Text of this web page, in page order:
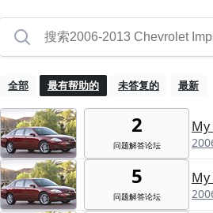
全部 最有帮助的 未答复的 最新
2
问题解答论坛
5
问题解答论坛